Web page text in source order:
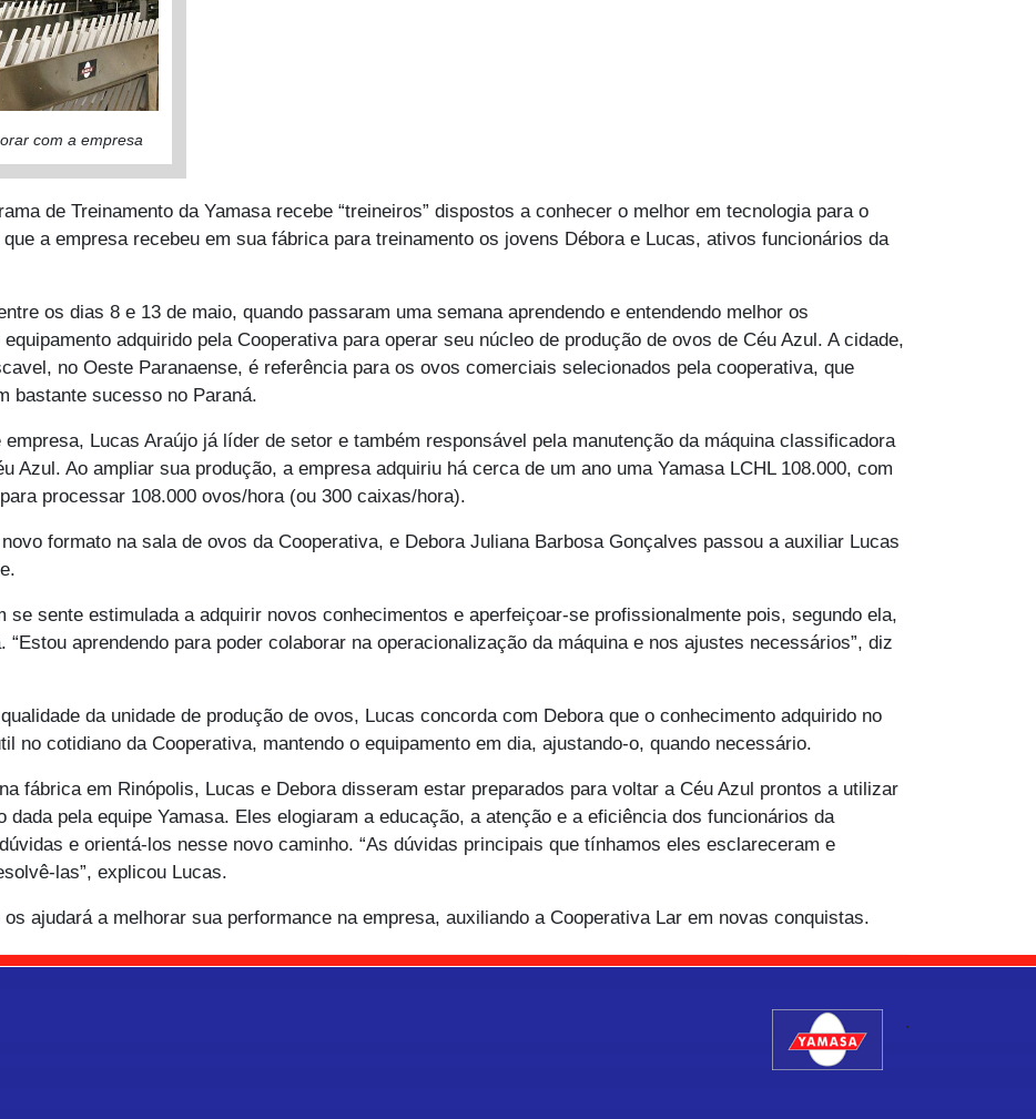
com a empresa
de Treinamento da Yamasa recebe “treineiros” dispostos a conhecer o melhor em tecnologia para o
a empresa recebeu em sua fábrica para treinamento os jovens Débora e Lucas, ativos funcionários da
os dias 8 e 13 de maio, quando passaram uma semana aprendendo e entendendo melhor os
adquirido pela Cooperativa para operar seu núcleo de produção de ovos de Céu Azul. A cidade,
no Oeste Paranaense, é referência para os ovos comerciais selecionados pela cooperativa, que
bastante sucesso no Paraná.
Lucas Araújo já líder de setor e também responsável pela manutenção da máquina classificadora
Azul. Ao ampliar sua produção, a empresa adquiriu há cerca de um ano uma Yamasa LCHL 108.000, com
processar 108.000 ovos/hora (ou 300 caixas/hora).
formato na sala de ovos da Cooperativa, e Debora Juliana Barbosa Gonçalves passou a auxiliar Lucas
se sente estimulada a adquirir novos conhecimentos e aperfeiçoar-se profissionalmente pois, segundo ela,
aprendendo para poder colaborar na operacionalização da máquina e nos ajustes necessários”, diz
da unidade de produção de ovos, Lucas concorda com Debora que o conhecimento adquirido no
no cotidiano da Cooperativa, mantendo o equipamento em dia, ajustando-o, quando necessário.
fábrica em Rinópolis, Lucas e Debora disseram estar preparados para voltar a Céu Azul prontos a utilizar
dada pela equipe Yamasa. Eles elogiaram a educação, a atenção e a eficiência dos funcionários da
e orientá-los nesse novo caminho. “As dúvidas principais que tínhamos eles esclareceram e
las”, explicou Lucas.
ajudará a melhorar sua performance na empresa, auxiliando a Cooperativa Lar em novas conquistas.
.